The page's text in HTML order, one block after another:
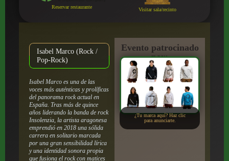
Reservar restaurante Visitar sala/recinto
Isabel Marco (Rock /
Pop-Rock)
Isabel Marco es una de las
voces más auténticas y prolíficas
del panorama rock actual en
España. Tras más de quince
años liderando la banda de rock
Insolenzia, la artista aragonesa
emprendió en 2018 una sólida
carrera en solitario marcada
por una gran sensibilidad lírica
y una identidad sonora propia
que fusiona el rock con matices
Evento patrocinado
por:
¿Tu marca aquí? Haz clic
para anunciarte.